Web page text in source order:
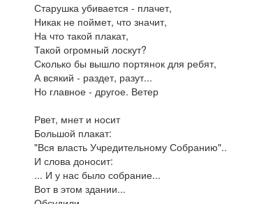
Старушка убивается - плачет,
Никак не поймет, что значит,
На что такой плакат,
Такой огромный лоскут?
Сколько бы вышло портянок для ребят,
А всякий - раздет, разут...
Но главное - другое. Ветер
Рвет, мнет и носит
Большой плакат:
"Вся власть Учредительному Собранию"..
И слова доносит:
... И у нас было собрание...
Вот в этом здании...